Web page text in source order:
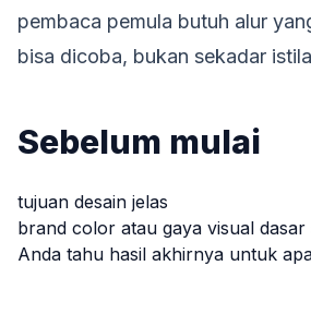
pembaca pemula butuh alur
bisa dicoba, bukan sekadar
Sebelum mulai
tujuan desain jelas
brand color atau gaya visual dasar
Anda tahu hasil akhirnya untuk